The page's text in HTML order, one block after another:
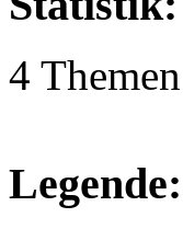
4
Legende: